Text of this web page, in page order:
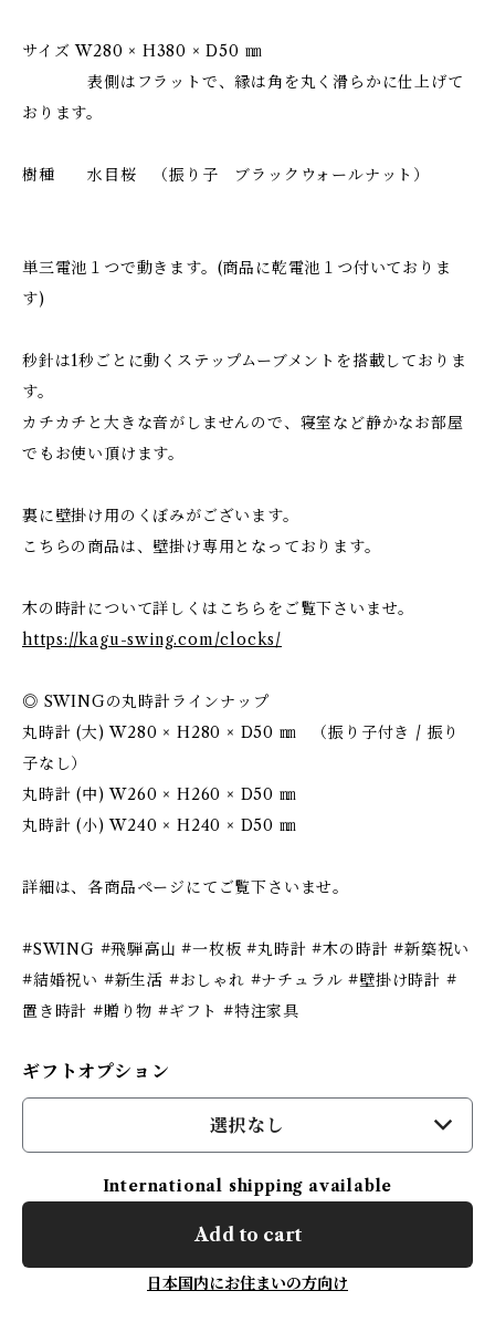
サイズ W280 × H380 × D50 ㎜
表側はフラットで、縁は角を丸く滑らかに仕上げて
おります。
樹種 水目桜 （振り子 ブラックウォールナット）
単三電池１つで動きます。(商品に乾電池１つ付いておりま
す)
秒針は1秒ごとに動くステップムーブメントを搭載しておりま
す。
カチカチと大きな音がしませんので、寝室など静かなお部屋
でもお使い頂けます。
裏に壁掛け用のくぼみがございます。
こちらの商品は、壁掛け専用となっております。
木の時計について詳しくはこちらをご覧下さいませ。
https://kagu-swing.com/clocks/
◎ SWINGの丸時計ラインナップ
丸時計 (大) W280 × H280 × D50 ㎜ （振り子付き / 振り
子なし）
丸時計 (中) W260 × H260 × D50 ㎜
丸時計 (小) W240 × H240 × D50 ㎜
詳細は、各商品ページにてご覧下さいませ。
#SWING #飛騨高山 #一枚板 #丸時計 #木の時計 #新築祝い
#結婚祝い #新生活 #おしゃれ #ナチュラル #壁掛け時計 #
置き時計 #贈り物 #ギフト #特注家具
ギフトオプション
選択なし
International shipping available
Add to cart
日本国内にお住まいの方向け